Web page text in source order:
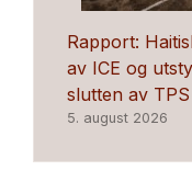
Rapport:
av ICE og
slutten av TPS
5. august 2026